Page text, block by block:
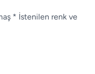
* İstenilen renk ve